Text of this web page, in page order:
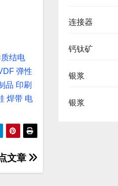
结电
弹性
品 印刷
焊带 电
文章
连接器
钙钛矿
银浆
银浆